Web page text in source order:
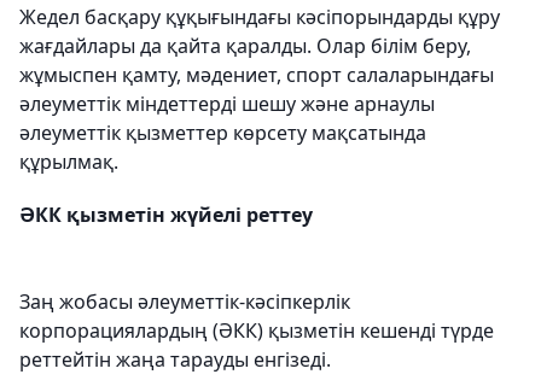
Жедел басқару құқығындағы кәсіпорындарды құру
жағдайлары да қайта қаралды. Олар білім беру,
жұмыспен қамту, мәдениет, спорт салаларындағы
әлеуметтік міндеттерді шешу және арнаулы
әлеуметтік қызметтер көрсету мақсатында
құрылмақ.
ӘКК қызметін жүйелі реттеу
Заң жобасы әлеуметтік-кәсіпкерлік
корпорациялардың (ӘКК) қызметін кешенді түрде
реттейтін жаңа тарауды енгізеді.